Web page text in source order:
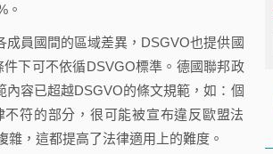
。
員國間的區域差異，DSGVO也提供國
下可不依循DSVGO標準。德國聯邦政
容已超越DSGVO的條文規範，如：個
符的部分，很可能被宣布違反歐盟法
，這都提高了法律適用上的難度。